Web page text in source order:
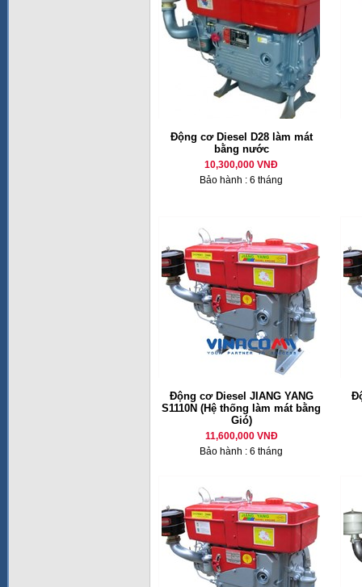
Động cơ Diesel D28 làm mát
bằng nước
10,300,000 VNĐ
Bảo hành : 6 tháng
Động cơ Diesel JIANG YANG
S1110N (Hệ thống làm mát bằng
Gió)
11,600,000 VNĐ
Bảo hành : 6 tháng